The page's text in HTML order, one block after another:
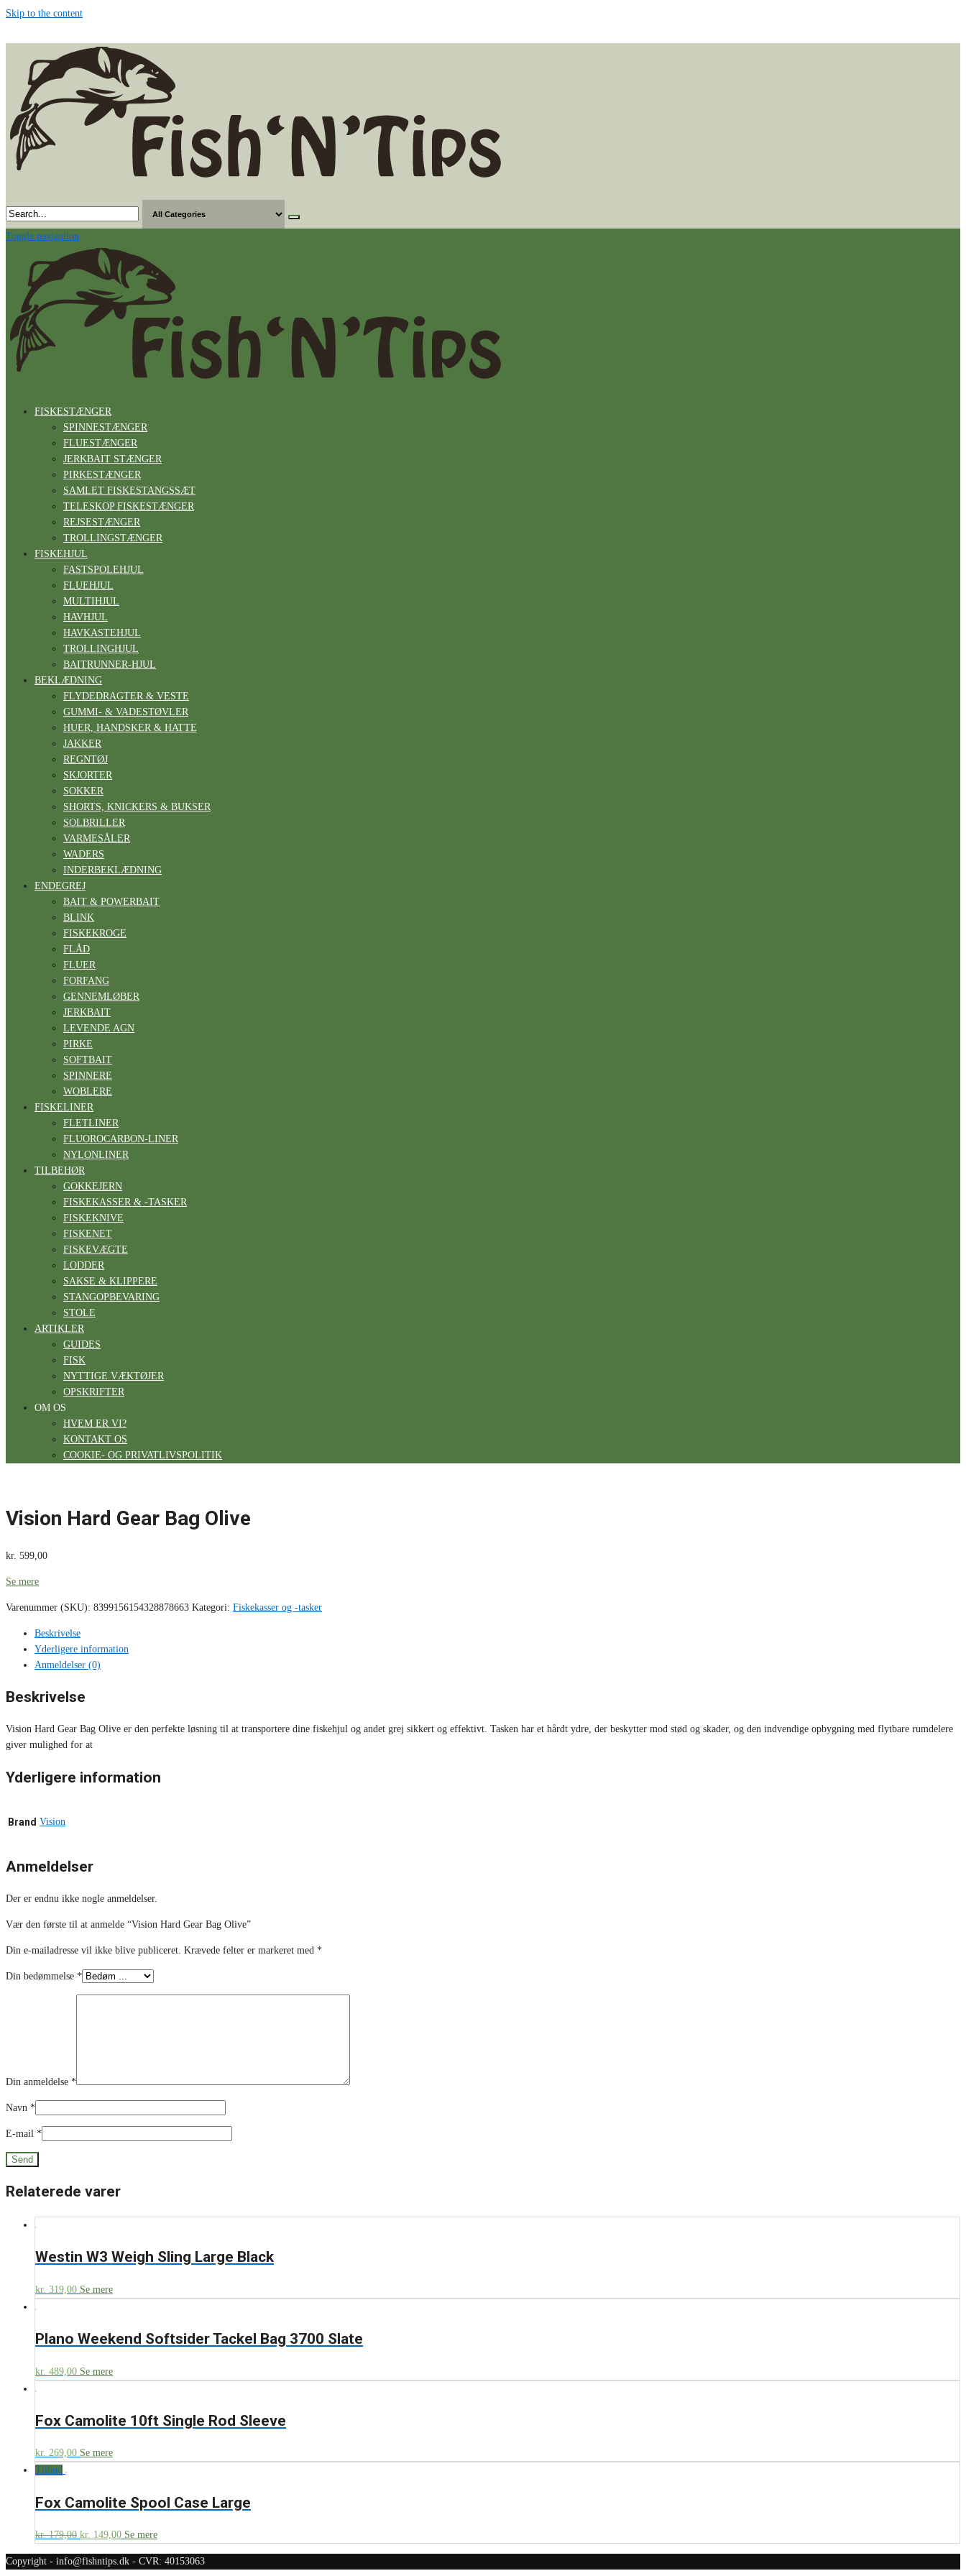
Skip to the content
Toggle navigation
FISKESTÆNGER
SPINNESTÆNGER
FLUESTÆNGER
JERKBAIT STÆNGER
PIRKESTÆNGER
SAMLET FISKESTANGSSÆT
TELESKOP FISKESTÆNGER
REJSESTÆNGER
TROLLINGSTÆNGER
FISKEHJUL
FASTSPOLEHJUL
FLUEHJUL
MULTIHJUL
HAVHJUL
HAVKASTEHJUL
TROLLINGHJUL
BAITRUNNER-HJUL
BEKLÆDNING
FLYDEDRAGTER & VESTE
GUMMI- & VADESTØVLER
HUER, HANDSKER & HATTE
JAKKER
REGNTØJ
SKJORTER
SOKKER
SHORTS, KNICKERS & BUKSER
SOLBRILLER
VARMESÅLER
WADERS
INDERBEKLÆDNING
ENDEGREJ
BAIT & POWERBAIT
BLINK
FISKEKROGE
FLÅD
FLUER
FORFANG
GENNEMLØBER
JERKBAIT
LEVENDE AGN
PIRKE
SOFTBAIT
SPINNERE
WOBLERE
FISKELINER
FLETLINER
FLUOROCARBON-LINER
NYLONLINER
TILBEHØR
GOKKEJERN
FISKEKASSER & -TASKER
FISKEKNIVE
FISKENET
FISKEVÆGTE
LODDER
SAKSE & KLIPPERE
STANGOPBEVARING
STOLE
ARTIKLER
GUIDES
FISK
NYTTIGE VÆKTØJER
OPSKRIFTER
OM OS
HVEM ER VI?
KONTAKT OS
COOKIE- OG PRIVATLIVSPOLITIK
Vision Hard Gear Bag Olive
kr. 599,00
Se mere
Varenummer (SKU): 8399156154328878663 Kategori: Fiskekasser og -tasker
Beskrivelse
Yderligere information
Anmeldelser (0)
Beskrivelse
Vision Hard Gear Bag Olive er den perfekte løsning til at transportere dine fiskehjul og andet grej sikkert og effektivt. Tasken har et hårdt ydre, der beskytter mod stød og skader, og den indvendige opbygning med flytbare rumdelere
giver mulighed for at
Yderligere information
Brand Vision
Anmeldelser
Der er endnu ikke nogle anmeldelser.
Vær den første til at anmelde “Vision Hard Gear Bag Olive”
Din e-mailadresse vil ikke blive publiceret. Krævede felter er markeret med *
Din bedømmelse *
Din anmeldelse *
Navn *
E-mail *
Relaterede varer
Westin W3 Weigh Sling Large Black
kr. 319,00 Se mere
Plano Weekend Softsider Tackel Bag 3700 Slate
kr. 489,00 Se mere
Fox Camolite 10ft Single Rod Sleeve
kr. 269,00 Se mere
Tilbud
Fox Camolite Spool Case Large
kr.179,00 kr. 149,00 Se mere
Copyright - info@fishntips.dk - CVR: 40153063